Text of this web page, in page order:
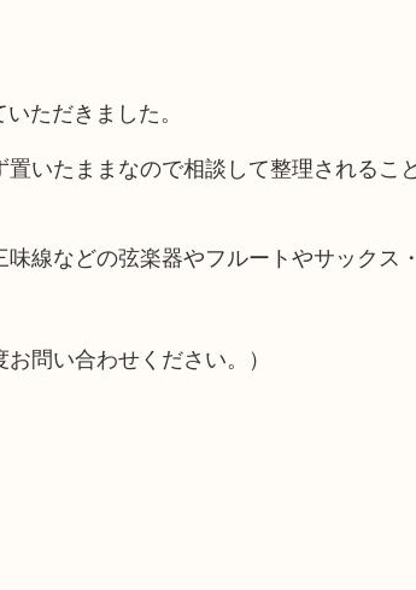
ただきました。
いたままなので相談して整理されるこ
線などの弦楽器やフルートやサックス
問い合わせください。）